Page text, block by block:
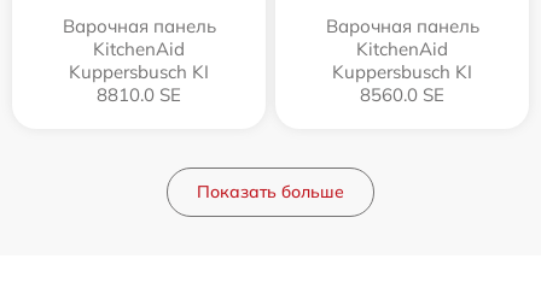
Варочная панель
KitchenAid
Kuppersbusch KI
8810.0 SE
Варочная панель
KitchenAid
Kuppersbusch KI
8560.0 SE
Показать больше